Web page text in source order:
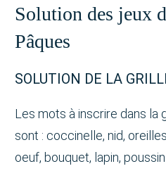
Solution des jeux
Pâques
SOLUTION DE LA
Les mots à inscrire dans la
sont : coccinelle, nid,
oeuf, bouquet, lapin,